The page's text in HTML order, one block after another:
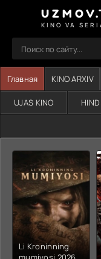
KINO VA
Главная KINO ARXIV
UJAS KINO
Li Kroninning